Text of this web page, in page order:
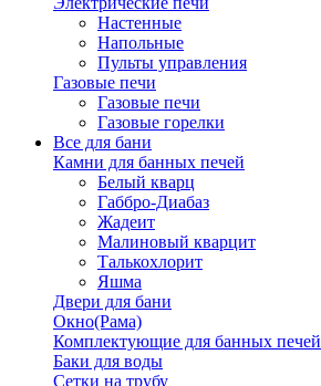
Настенные
Напольные
Пульты управления
Газовые печи
Газовые печи
Газовые горелки
Все для бани
Камни для банных печей
Белый кварц
Габбро-Диабаз
Жадеит
Малиновый кварцит
Талькохлорит
Яшма
Двери для бани
Окно(Рама)
Комплектующие для банных печей
Баки для воды
Сетки на трубу